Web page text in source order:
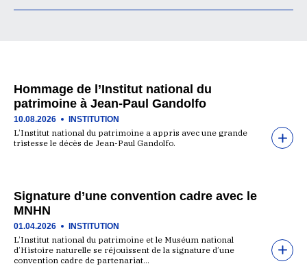
Hommage de l’Institut national du
patrimoine à Jean-Paul Gandolfo
10.08.2026 INSTITUTION
L’Institut national du patrimoine a appris avec une grande
tristesse le décès de Jean-Paul Gandolfo.
Signature d’une convention cadre avec le
MNHN
01.04.2026 INSTITUTION
L’Institut national du patrimoine et le Muséum national
d’Histoire naturelle se réjouissent de la signature d’une
convention cadre de partenariat…